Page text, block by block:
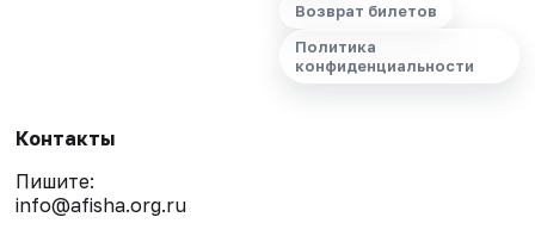
Возврат билетов
Политика
конфиденциальности
Контакты
Пишите:
info@afisha.org.ru